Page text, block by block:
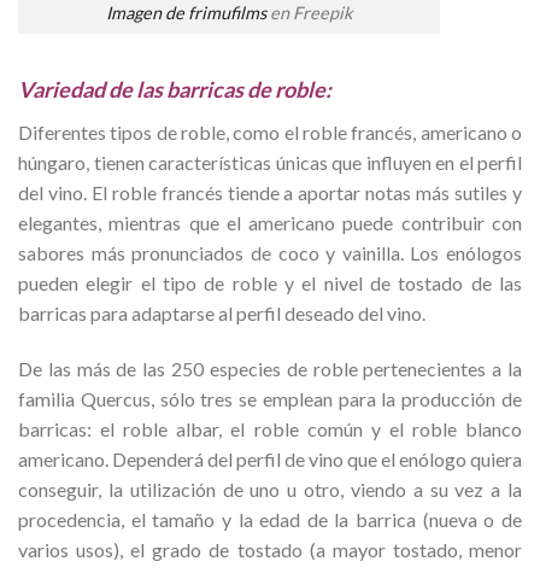
Imagen de frimufilmsen Freepik
Variedad de las barricas de roble:
Diferentes tipos de roble, como el roble francés, americano o
húngaro, tienen características únicas que influyen en el perfil
del vino. El roble francés tiende a aportar notas más sutiles y
elegantes, mientras que el americano puede contribuir con
sabores más pronunciados de coco y vainilla. Los enólogos
pueden elegir el tipo de roble y el nivel de tostado de las
barricas para adaptarse al perfil deseado del vino.
De las más de las 250 especies de roble pertenecientes a la
familia Quercus, sólo tres se emplean para la producción de
barricas: el roble albar, el roble común y el roble blanco
americano. Dependerá del perfil de vino que el enólogo quiera
conseguir, la utilización de uno u otro, viendo a su vez a la
procedencia, el tamaño y la edad de la barrica (nueva o de
varios usos), el grado de tostado (a mayor tostado, menor